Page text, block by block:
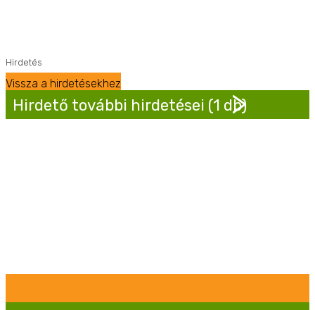
Hirdetés
Vissza a hirdetésekhez
Hirdető további hirdetései (1 db)